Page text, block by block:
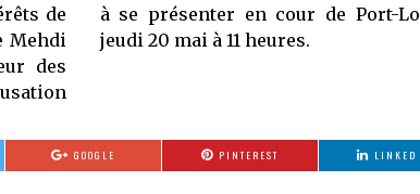
de
Mehdi
des
à se présenter en cour de Port-
jeudi 20 mai à 11 heures.
GOOGLE PINTEREST LINKED